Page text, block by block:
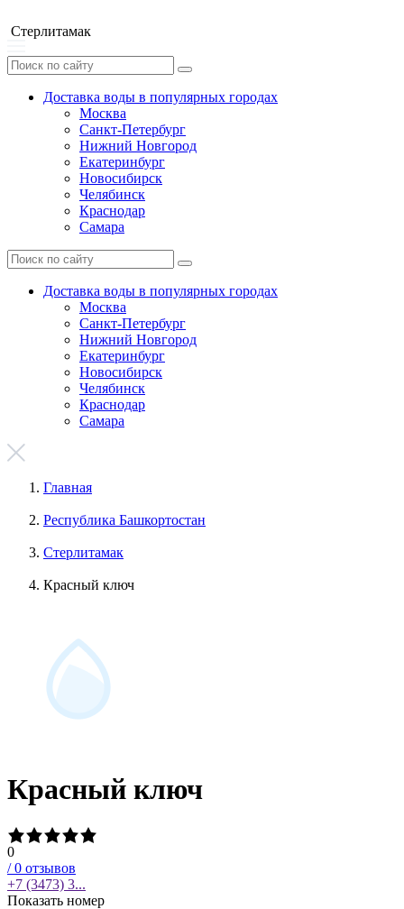
Стерлитамак
Доставка воды в популярных городах
Москва
Санкт-Петербург
Нижний Новгород
Екатеринбург
Новосибирск
Челябинск
Краснодар
Самара
Доставка воды в популярных городах
Москва
Санкт-Петербург
Нижний Новгород
Екатеринбург
Новосибирск
Челябинск
Краснодар
Самара
Главная
Республика Башкортостан
Стерлитамак
Красный ключ
Красный ключ
0
/0 отзывов
+7 (3473) 3...
Показать номер